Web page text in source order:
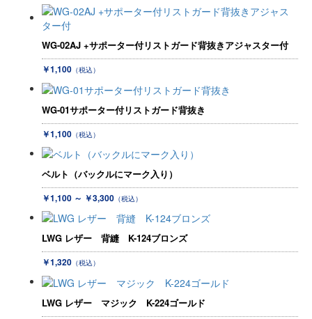
WG-02AJ +サポーター付リストガード背抜きアジャスター付
￥1,100 （税込）
WG-01サポーター付リストガード背抜き
￥1,100 （税込）
ベルト（バックルにマーク入り）
￥1,100 ～ ￥3,300 （税込）
LWG レザー 背縫 K-124ブロンズ
￥1,320 （税込）
LWG レザー マジック K-224ゴールド